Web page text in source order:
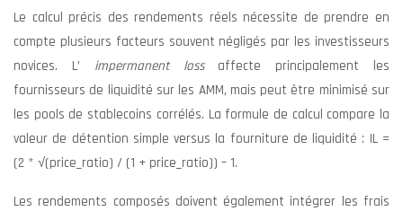
Le calcul précis des rendements réels nécessite de prendre en
compte plusieurs facteurs souvent négligés par les investisseurs
novices. L’ impermanent loss affecte principalement les
fournisseurs de liquidité sur les AMM, mais peut être minimisé sur
les pools de stablecoins corrélés. La formule de calcul compare la
valeur de détention simple versus la fourniture de liquidité : IL =
(2 * √(price_ratio) / (1 + price_ratio)) – 1.
Les rendements composés doivent également intégrer les frais